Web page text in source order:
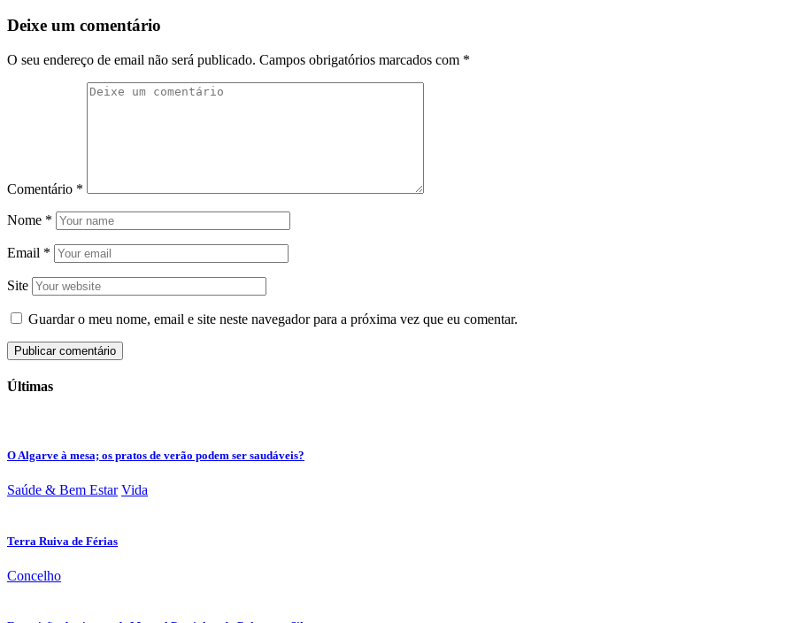
Deixe um comentário
O seu endereço de email não será publicado. Campos obrigatórios marcados com *
Comentário *
Nome *
Email *
Site
Guardar o meu nome, email e site neste navegador para a próxima vez que eu comentar.
Últimas
O Algarve à mesa; os pratos de verão podem ser saudáveis?
Saúde & Bem Estar Vida
Terra Ruiva de Férias
Concelho